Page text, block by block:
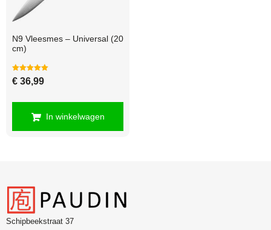
N9 Vleesmes – Universal (20
cm)
Gewaardeerd
5.00
€ 36,99
In winkelwagen
Schipbeekstraat 37